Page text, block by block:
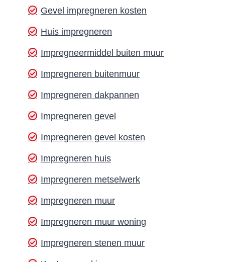
Gevel impregneren kosten
Huis impregneren
Impregneermiddel buiten muur
Impregneren buitenmuur
Impregneren dakpannen
Impregneren gevel
Impregneren gevel kosten
Impregneren huis
Impregneren metselwerk
Impregneren muur
Impregneren muur woning
Impregneren stenen muur